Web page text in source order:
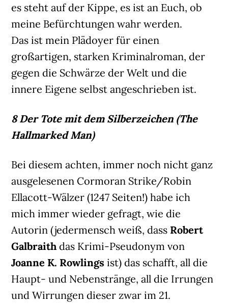
es steht auf der Kippe, es ist an Euch, ob
meine Befürchtungen wahr werden.
Das ist mein Plädoyer für einen
großartigen, starken Kriminalroman, der
gegen die Schwärze der Welt und die
innere Eigene selbst angeschrieben ist.
8 Der Tote mit dem Silberzeichen (The
Hallmarked Man)
Bei diesem achten, immer noch nicht ganz
ausgelesenen Cormoran Strike/Robin
Ellacott-Wälzer (1247 Seiten!) habe ich
mich immer wieder gefragt, wie die
Autorin (jedermensch weiß, dass Robert
Galbraith das Krimi-Pseudonym von
Joanne K. Rowlings ist) das schafft, all die
Haupt- und Nebenstränge, all die Irrungen
und Wirrungen dieser zwar im 21.